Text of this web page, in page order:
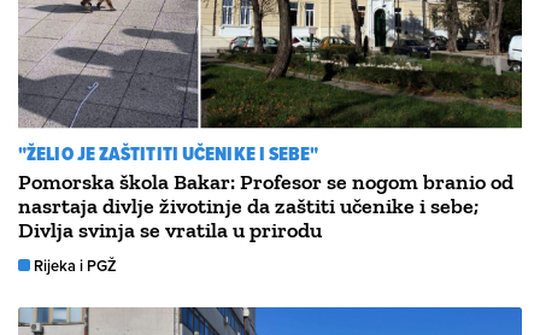
"ŽELIO JE ZAŠTITITI UČENIKE I SEBE"
Pomorska škola Bakar: Profesor se nogom branio od
nasrtaja divlje životinje da zaštiti učenike i sebe;
Divlja svinja se vratila u prirodu
Rijeka i PGŽ